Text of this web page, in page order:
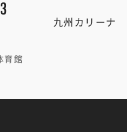
九州カリーナ
育館